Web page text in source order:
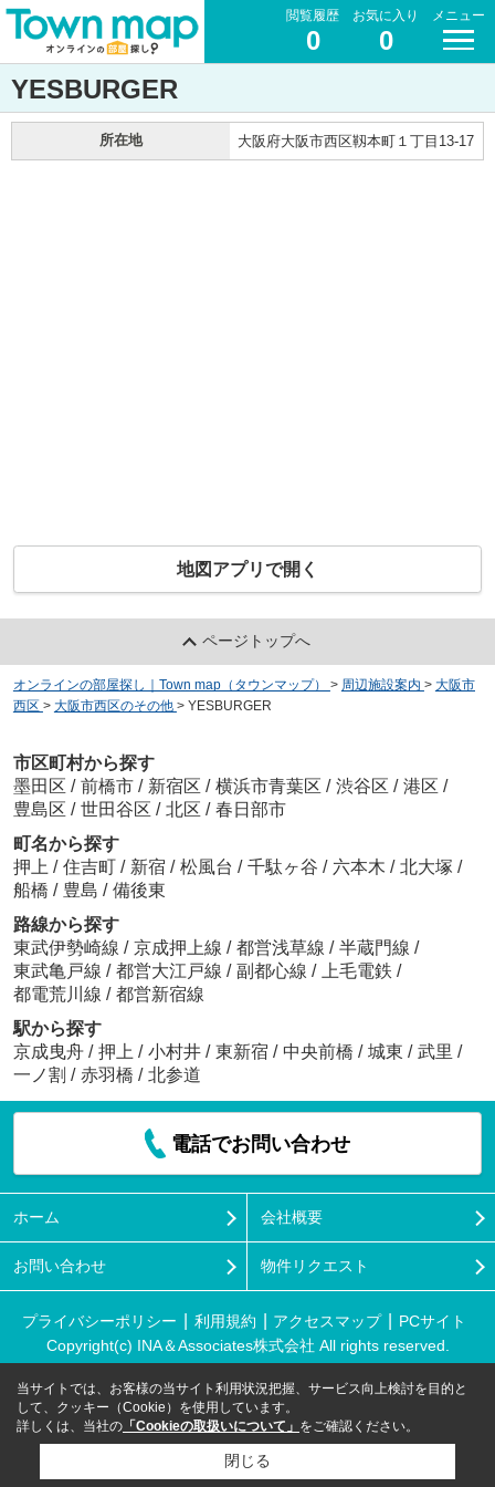
閲覧履歴
0
お気に入り
0
メニュー
YESBURGER
所在地 大阪府大阪市西区靱本町１丁目13-17
地図アプリで開く
ページトップへ
オンラインの部屋探し｜Town map（タウンマップ） > 周辺施設案内 > 大阪市
西区 > 大阪市西区のその他 > YESBURGER
市区町村から探す
墨田区 / 前橋市 / 新宿区 / 横浜市青葉区 / 渋谷区 / 港区 /
豊島区 / 世田谷区 / 北区 / 春日部市
町名から探す
押上 / 住吉町 / 新宿 / 松風台 / 千駄ヶ谷 / 六本木 / 北大塚 /
船橋 / 豊島 / 備後東
路線から探す
東武伊勢崎線 / 京成押上線 / 都営浅草線 / 半蔵門線 /
東武亀戸線 / 都営大江戸線 / 副都心線 / 上毛電鉄 /
都電荒川線 / 都営新宿線
駅から探す
京成曳舟 / 押上 / 小村井 / 東新宿 / 中央前橋 / 城東 / 武里 /
一ノ割 / 赤羽橋 / 北参道
電話でお問い合わせ
ホーム 会社概要
お問い合わせ 物件リクエスト
プライバシーポリシー 利用規約 アクセスマップ
PCサイト
Copyright(c) INA＆Associates株式会社 All rights reserved.
当サイトでは、お客様の当サイト利用状況把握、サービス向上検討を目的と
して、クッキー（Cookie）を使用しています。
詳しくは、当社の 「Cookieの取扱いについて」 をご確認ください。
閉じる